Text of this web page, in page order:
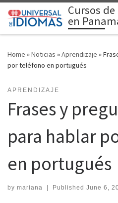
Skip to content Cursos
en
Home »Noticias »Aprendizaje »
por teléfono en portugués
APRENDIZAJE
Frases y
para hablar
en portugués
by mariana Published June 6,